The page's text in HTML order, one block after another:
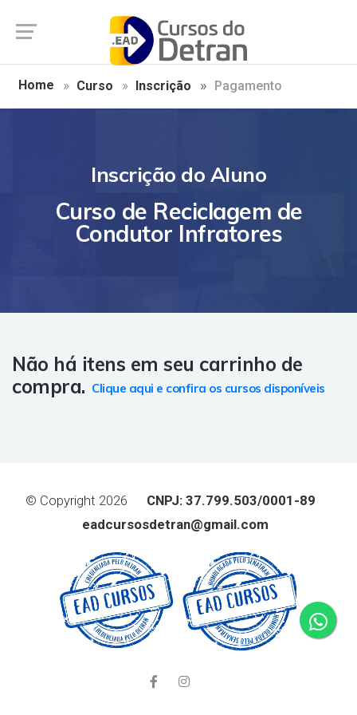
Home Curso Inscrição Pagamento
Inscrição do Aluno
Curso de Reciclagem de
Condutor Infratores
Não há itens em seu carrinho de
compra. Clique aqui e confira os cursos disponíveis
© Copyright 2026
CNPJ: 37.799.503/0001-89
eadcursosdetran@gmail.com